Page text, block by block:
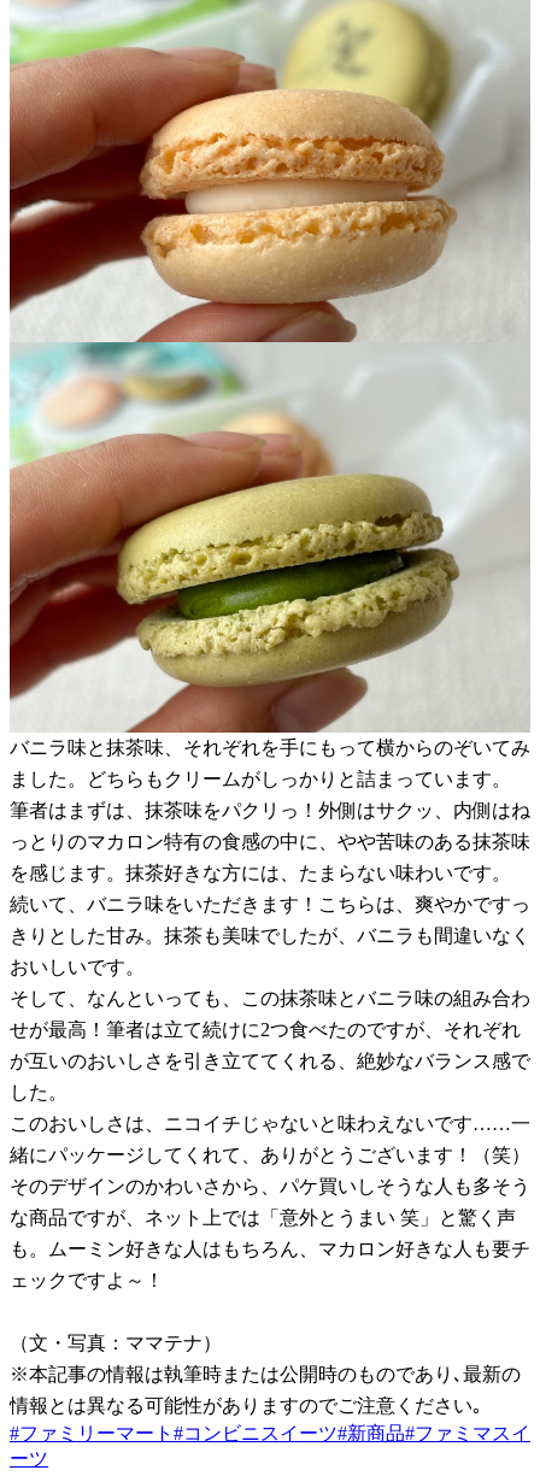
バニラ味と抹茶味、それぞれを手にもって横からのぞいてみ
ました。どちらもクリームがしっかりと詰まっています。
筆者はまずは、抹茶味をパクリっ！外側はサクッ、内側はね
っとりのマカロン特有の食感の中に、やや苦味のある抹茶味
を感じます。抹茶好きな方には、たまらない味わいです。
続いて、バニラ味をいただきます！こちらは、爽やかですっ
きりとした甘み。抹茶も美味でしたが、バニラも間違いなく
おいしいです。
そして、なんといっても、この抹茶味とバニラ味の組み合わ
せが最高！筆者は立て続けに2つ食べたのですが、それぞれ
が互いのおいしさを引き立ててくれる、絶妙なバランス感で
した。
このおいしさは、ニコイチじゃないと味わえないです……一
緒にパッケージしてくれて、ありがとうございます！（笑）
そのデザインのかわいさから、パケ買いしそうな人も多そう
な商品ですが、ネット上では「意外とうまい 笑」と驚く声
も。ムーミン好きな人はもちろん、マカロン好きな人も要チ
ェックですよ～！
（文・写真：ママテナ）
※本記事の情報は執筆時または公開時のものであり､最新の
情報とは異なる可能性がありますのでご注意ください｡
#ファミリーマート #コンビニスイーツ#新商品#ファミマスイ
ーツ